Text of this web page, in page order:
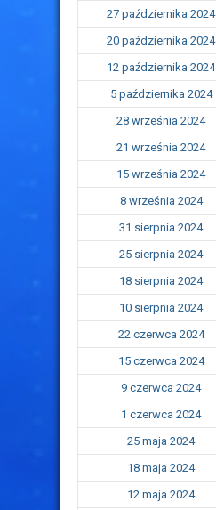
27 października 2024
20 października 2024
12 października 2024
5 października 2024
28 września 2024
21 września 2024
15 września 2024
8 września 2024
31 sierpnia 2024
25 sierpnia 2024
18 sierpnia 2024
10 sierpnia 2024
22 czerwca 2024
15 czerwca 2024
9 czerwca 2024
1 czerwca 2024
25 maja 2024
18 maja 2024
12 maja 2024